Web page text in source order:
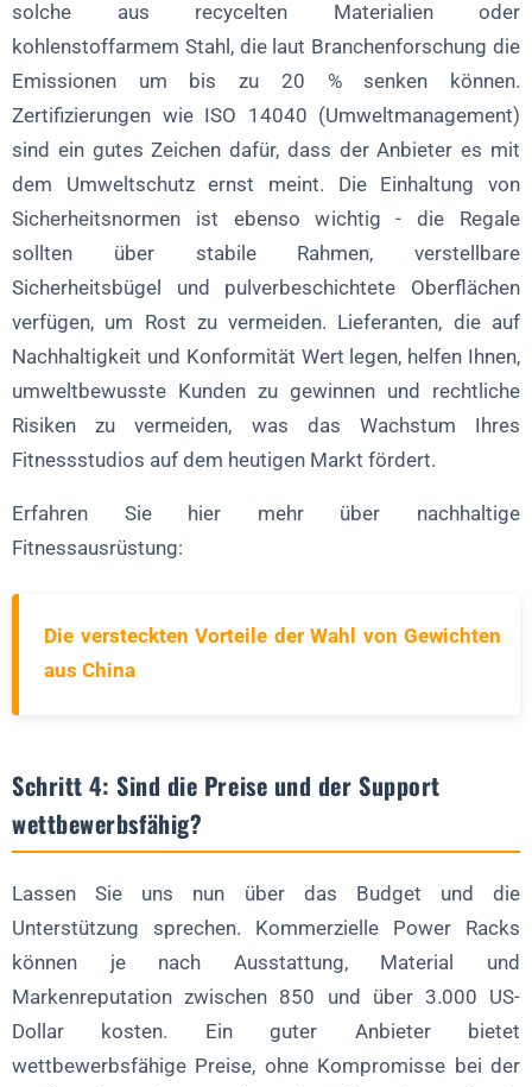
solche aus recycelten Materialien oder
kohlenstoffarmem Stahl, die laut Branchenforschung die
Emissionen um bis zu 20 % senken können.
Zertifizierungen wie ISO 14040 (Umweltmanagement)
sind ein gutes Zeichen dafür, dass der Anbieter es mit
dem Umweltschutz ernst meint. Die Einhaltung von
Sicherheitsnormen ist ebenso wichtig - die Regale
sollten über stabile Rahmen, verstellbare
Sicherheitsbügel und pulverbeschichtete Oberflächen
verfügen, um Rost zu vermeiden. Lieferanten, die auf
Nachhaltigkeit und Konformität Wert legen, helfen Ihnen,
umweltbewusste Kunden zu gewinnen und rechtliche
Risiken zu vermeiden, was das Wachstum Ihres
Fitnessstudios auf dem heutigen Markt fördert.
Erfahren Sie hier mehr über nachhaltige
Fitnessausrüstung:
Die versteckten Vorteile der Wahl von Gewichten
aus China
Schritt 4: Sind die Preise und der Support
wettbewerbsfähig?
Lassen Sie uns nun über das Budget und die
Unterstützung sprechen. Kommerzielle Power Racks
können je nach Ausstattung, Material und
Markenreputation zwischen 850 und über 3.000 US-
Dollar kosten. Ein guter Anbieter bietet
wettbewerbsfähige Preise, ohne Kompromisse bei der